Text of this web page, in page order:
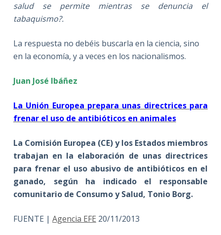
salud se permite mientras se denuncia el
tabaquismo?.
La respuesta no debéis buscarla en la ciencia, sino
en la economía, y a veces en los nacionalismos.
Juan José Ibáñez
La Unión Europea prepara unas directrices para
frenar el uso de antibióticos en animales
La Comisión Europea (CE) y los Estados miembros
trabajan en la elaboración de unas directrices
para frenar el uso abusivo de antibióticos en el
ganado, según ha indicado el responsable
comunitario de Consumo y Salud, Tonio Borg.
FUENTE | Agencia EFE 20/11/2013